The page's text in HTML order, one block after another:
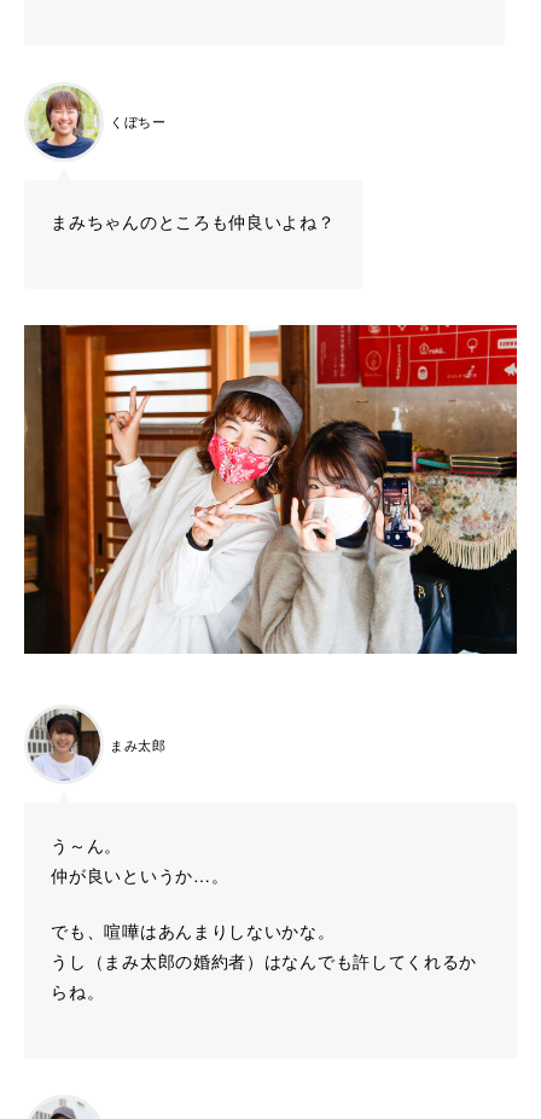
くぼちー
まみちゃんのところも仲良いよね？
まみ太郎
う～ん。
仲が良いというか…。
でも、喧嘩はあんまりしないかな。
うし（まみ太郎の婚約者）はなんでも許してくれるか
らね。